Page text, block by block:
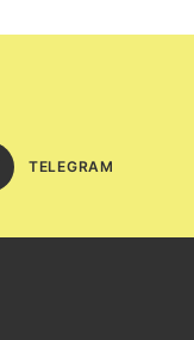
TELEGRAM